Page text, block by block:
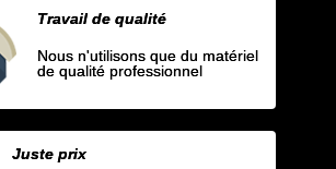
Travail de qualité
Nous n'utilisons que du matériel
de qualité professionnel
Juste prix